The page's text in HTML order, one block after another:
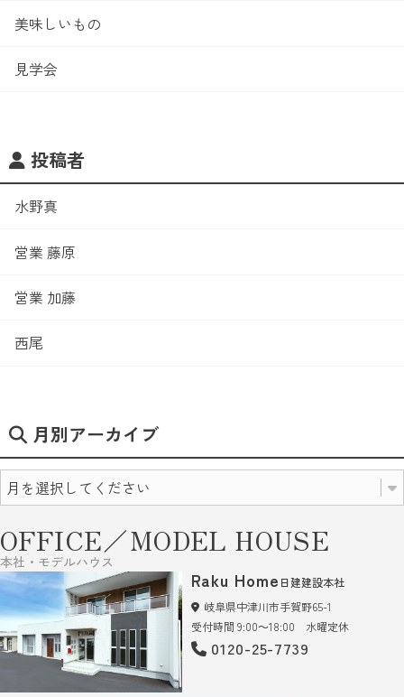
美味しいもの
見学会
投稿者
水野真
営業 藤原
営業 加藤
西尾
月別アーカイブ
OFFICE／MODEL HOUSE
本社・モデルハウス
Raku Home 日建建設本社
岐阜県中津川市手賀野65-1
受付時間 9:00～18:00 水曜定休
0120-25-7739